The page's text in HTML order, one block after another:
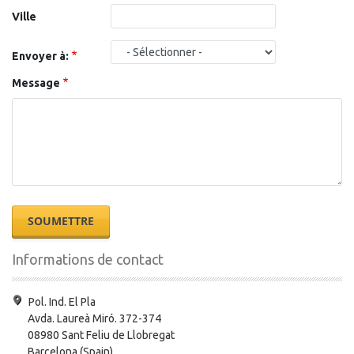
Ville
Envoyer à:
Message
Informations de contact
Pol. Ind. El Pla
Avda. Laureà Miró. 372-374
08980 Sant Feliu de Llobregat